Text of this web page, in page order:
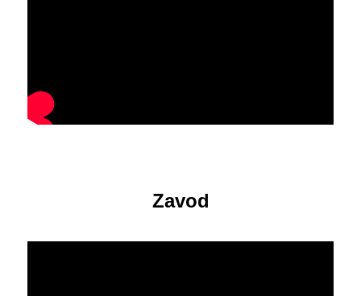
Zavod